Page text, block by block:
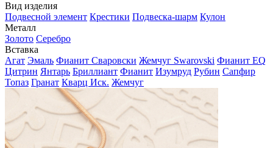
Вид изделия
Подвесной элемент Крестики Подвеска-шарм Кулон
Металл
Золото Серебро
Вставка
Агат Эмаль Фианит Сваровски Жемчуг Swarovski Фианит EQ
Цитрин Янтарь Бриллиант Фианит Изумруд Рубин Сапфир
Топаз Гранат Кварц Иск. Жемчуг